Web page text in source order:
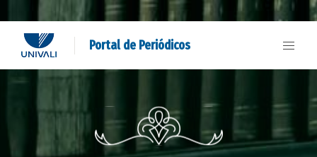
Portal de Periódicos